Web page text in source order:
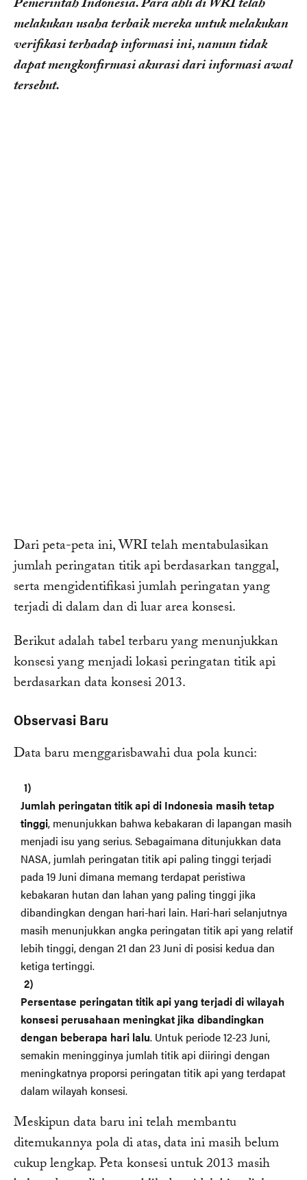
Pemerintah Indonesia. Para ahli di WRI telah
melakukan usaha terbaik mereka untuk melakukan
verifikasi terhadap informasi ini, namun tidak
dapat mengkonfirmasi akurasi dari informasi awal
tersebut.
Dari peta-peta ini, WRI telah mentabulasikan
jumlah peringatan titik api berdasarkan tanggal,
serta mengidentifikasi jumlah peringatan yang
terjadi di dalam dan di luar area konsesi.
Berikut adalah tabel terbaru yang menunjukkan
konsesi yang menjadi lokasi peringatan titik api
berdasarkan data konsesi 2013.
Observasi Baru
Data baru menggarisbawahi dua pola kunci:
Jumlah peringatan titik api di Indonesia masih tetap
tinggi, menunjukkan bahwa kebakaran di lapangan masih
menjadi isu yang serius. Sebagaimana ditunjukkan data
NASA, jumlah peringatan titik api paling tinggi terjadi
pada 19 Juni dimana memang terdapat peristiwa
kebakaran hutan dan lahan yang paling tinggi jika
dibandingkan dengan hari-hari lain. Hari-hari selanjutnya
masih menunjukkan angka peringatan titik api yang relatif
lebih tinggi, dengan 21 dan 23 Juni di posisi kedua dan
ketiga tertinggi.
Persentase peringatan titik api yang terjadi di wilayah
konsesi perusahaan meningkat jika dibandingkan
dengan beberapa hari lalu. Untuk periode 12-23 Juni,
semakin meningginya jumlah titik api diiringi dengan
meningkatnya proporsi peringatan titik api yang terdapat
dalam wilayah konsesi.
Meskipun data baru ini telah membantu
ditemukannya pola di atas, data ini masih belum
cukup lengkap. Peta konsesi untuk 2013 masih